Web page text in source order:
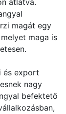
átlátva.
magát egy
maga is
és export
nagy
befektető